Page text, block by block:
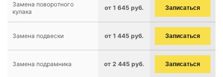
Замена поворотного
кулака
от 1 645 руб. Записаться
Замена подвески от 1 445 руб. Записаться
Замена подрамника от 2 445 руб. Записаться